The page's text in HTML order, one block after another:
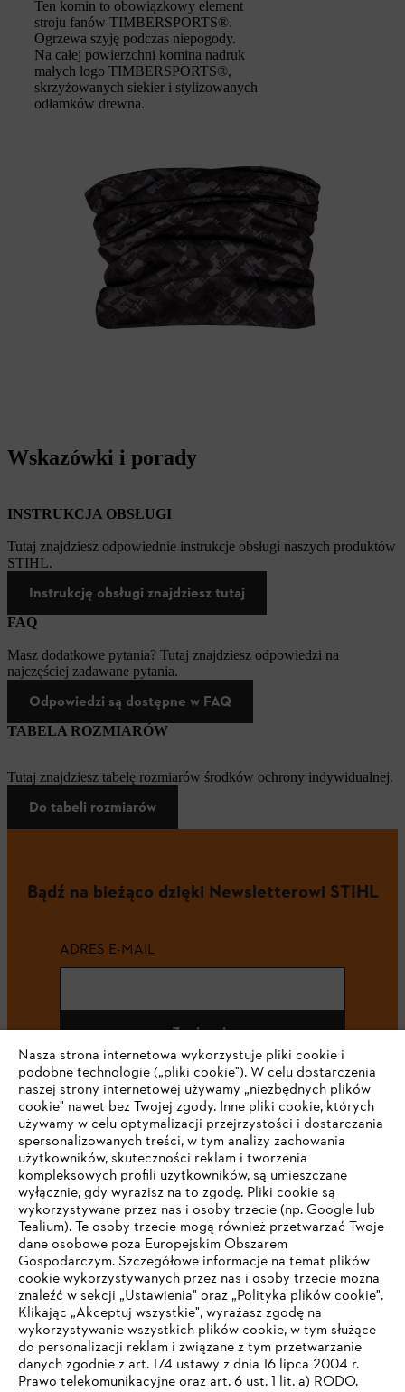
Ten komin to obowiązkowy element
stroju fanów TIMBERSPORTS®.
Ogrzewa szyję podczas niepogody.
Na całej powierzchni komina nadruk
małych logo TIMBERSPORTS®,
skrzyżowanych siekier i stylizowanych
odłamków drewna.
Wskazówki i porady
INSTRUKCJA OBSŁUGI
Tutaj znajdziesz odpowiednie instrukcje obsługi naszych produktów
STIHL.
Instrukcję obsługi znajdziesz tutaj
FAQ
Masz dodatkowe pytania? Tutaj znajdziesz odpowiedzi na
najczęściej zadawane pytania.
Odpowiedzi są dostępne w FAQ
TABELA ROZMIARÓW
Tutaj znajdziesz tabelę rozmiarów środków ochrony indywidualnej.
Do tabeli rozmiarów
Bądź na bieżąco dzięki Newsletterowi STIHL
ADRES E-MAIL
Zapisz się
#STIHL
Firma
STIHL FAQ
Nasza strona internetowa wykorzystuje pliki cookie i
podobne technologie („pliki cookie"). W celu dostarczenia
naszej strony internetowej używamy „niezbędnych plików
cookie" nawet bez Twojej zgody. Inne pliki cookie, których
używamy w celu optymalizacji przejrzystości i dostarczania
spersonalizowanych treści, w tym analizy zachowania
użytkowników, skuteczności reklam i tworzenia
kompleksowych profili użytkowników, są umieszczane
wyłącznie, gdy wyrazisz na to zgodę. Pliki cookie są
wykorzystywane przez nas i osoby trzecie (np. Google lub
Tealium). Te osoby trzecie mogą również przetwarzać Twoje
dane osobowe poza Europejskim Obszarem
Gospodarczym. Szczegółowe informacje na temat plików
cookie wykorzystywanych przez nas i osoby trzecie można
znaleźć w sekcji „Ustawienia" oraz „Polityka plików cookie".
Klikając „Akceptuj wszystkie", wyrażasz zgodę na
wykorzystywanie wszystkich plików cookie, w tym służące
do personalizacji reklam i związane z tym przetwarzanie
danych zgodnie z art. 174 ustawy z dnia 16 lipca 2004 r.
Prawo telekomunikacyjne oraz art. 6 ust. 1 lit. a) RODO.